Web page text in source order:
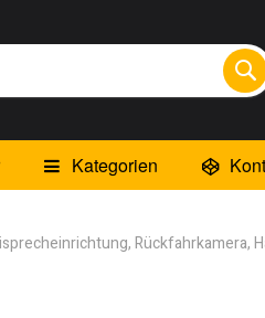
Kategorien
Rückfahrkamera,